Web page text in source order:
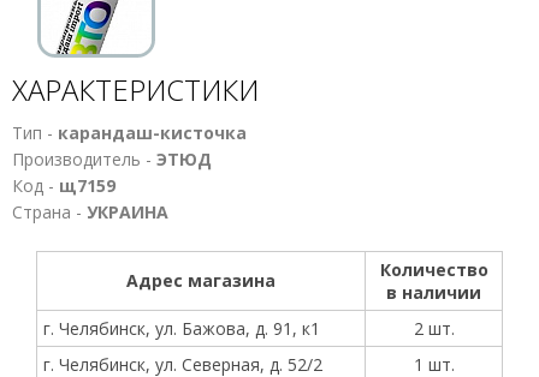
ХАРАКТЕРИСТИКИ
Тип - карандаш-кисточка
Производитель - ЭТЮД
Код - щ7159
Страна - УКРАИНА
Адрес магазина
Количество
в наличии
г. Челябинск, ул. Бажова, д. 91, к1
2 шт.
г. Челябинск, ул. Северная, д. 52/2
1 шт.